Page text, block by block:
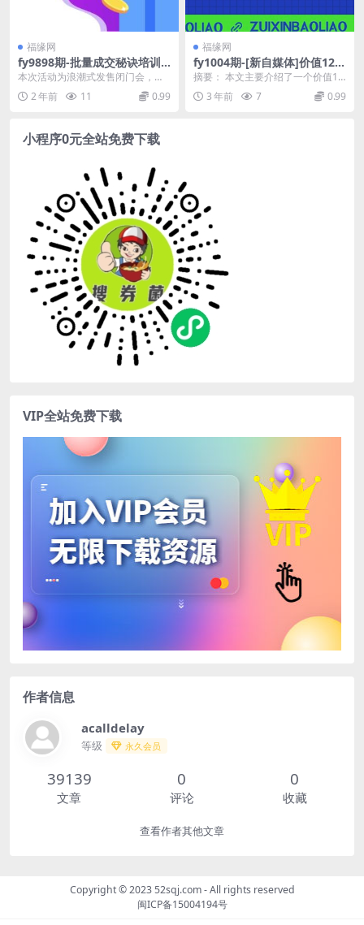
福缘网
fy9898期-批量成交秘诀培训
课程，策划、招商、品宣、内
容、运营等
本次活动为浪潮式发售闭门会，涵
盖了从策划、招商、品宣、内容设
计、运营、素材准备、...
2 年前 11 0.99
福缘网
fy1004期-[新自媒体]价值128
0的蓝海纪录片虚拟项目，保
姆级教学，轻松日入600+(掌
握蓝海纪录片虚拟项目，轻松
摘要： 本文主要介绍了一个价值12
80元的蓝海纪录片虚拟项目，该项
目以保姆级教学...
3 年前 7 0.99
小程序0元全站免费下载
VIP全站免费下载
作者信息
acalldelay
等级 永久会员
39139
文章
0
评论
0
收藏
查看作者其他文章
Copyright © 2023 52sqj.com- All rights reserved
闽ICP备15004194号